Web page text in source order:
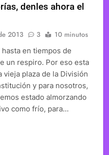
denles ahora el
2013 3 10 minutos
en tiempos de
un respiro. Por eso esta
vieja plaza de la División
y para nosotros,
estado almorzando
como frío, para…